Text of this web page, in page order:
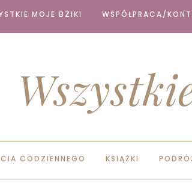
MOJE BZIKI WSPÓŁPRACA/
CODZIENNEGO KSIĄŻKI